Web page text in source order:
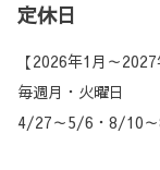
定休日
【2026年1月～2027
毎週月・火曜日
4/27～5/6・8/10